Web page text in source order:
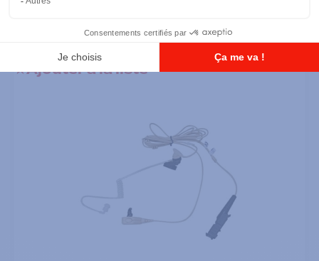
Programming Cable, Micro USB
Ajouter à la liste